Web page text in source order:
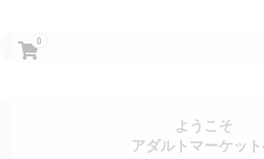
0
ようこそ
アダルトマーケッ